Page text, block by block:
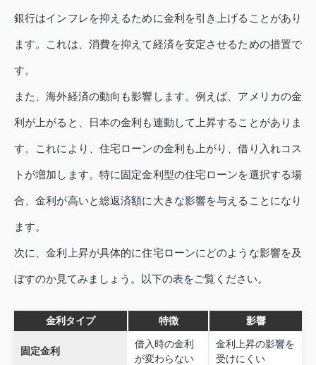
銀行はインフレを抑えるために金利を引き上げることがあり
ます。これは、消費を抑えて経済を安定させるための措置で
す。
また、海外経済の動向も影響します。例えば、アメリカの金
利が上がると、日本の金利も連動して上昇することがありま
す。これにより、住宅ローンの金利も上がり、借り入れコス
トが増加します。特に固定金利型の住宅ローンを選択する場
合、金利が高いと総返済額に大きな影響を与えることになり
ます。
次に、金利上昇が具体的に住宅ローンにどのような影響を及
ぼすのか見てみましょう。以下の表をご覧ください。
金利タイプ 特徴 影響
固定金利
借入時の金利
が変わらない
金利上昇の影響を
受けにくい